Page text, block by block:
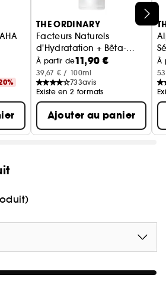
THE ORDINARY
Facteurs Naturels
d'Hydratation + Bêta-
Glucane
Gel Hydratant
À partir de11,90 €
39,67 € / 100ml
733avis
Existe en 2 formats
Ajouter au panier
À